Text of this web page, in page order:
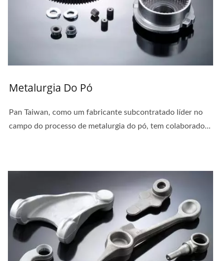
Metalurgia Do Pó
Pan Taiwan, como um fabricante subcontratado líder no
campo do processo de metalurgia do pó, tem colaborado...